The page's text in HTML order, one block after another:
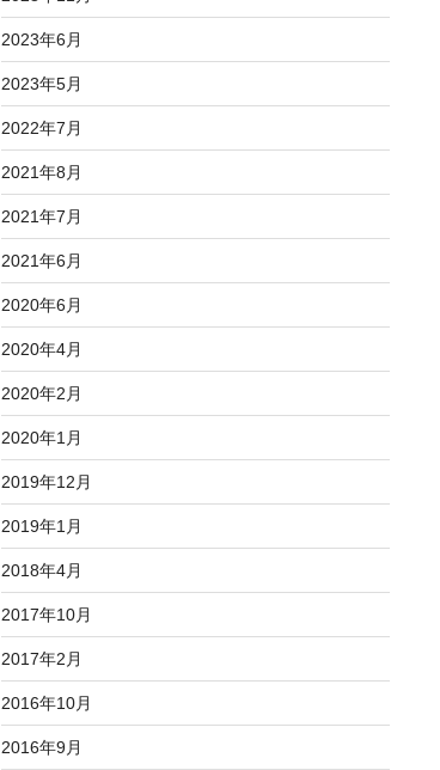
2023年6月
2023年5月
2022年7月
2021年8月
2021年7月
2021年6月
2020年6月
2020年4月
2020年2月
2020年1月
2019年12月
2019年1月
2018年4月
2017年10月
2017年2月
2016年10月
2016年9月